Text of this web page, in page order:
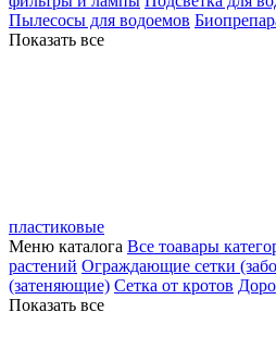
Пылесосы для водоемов
Показать все
пластиковые
Меню каталога Все тоавары
растений Ограждающие сетки
(затеняющие) Сетка от кротов
Показать все